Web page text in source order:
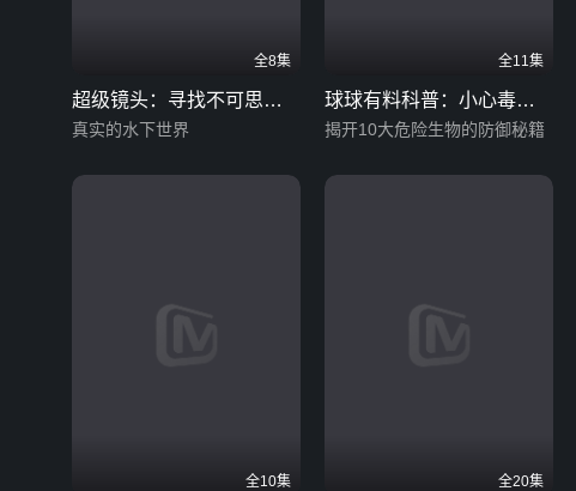
全8集
超级镜头：寻找不可思议
的生物
真实的水下世界
全11集
球球有料科普：小心毒
虫！我们周围的危险生物
揭开10大危险生物的防御秘籍
全10集 全20集